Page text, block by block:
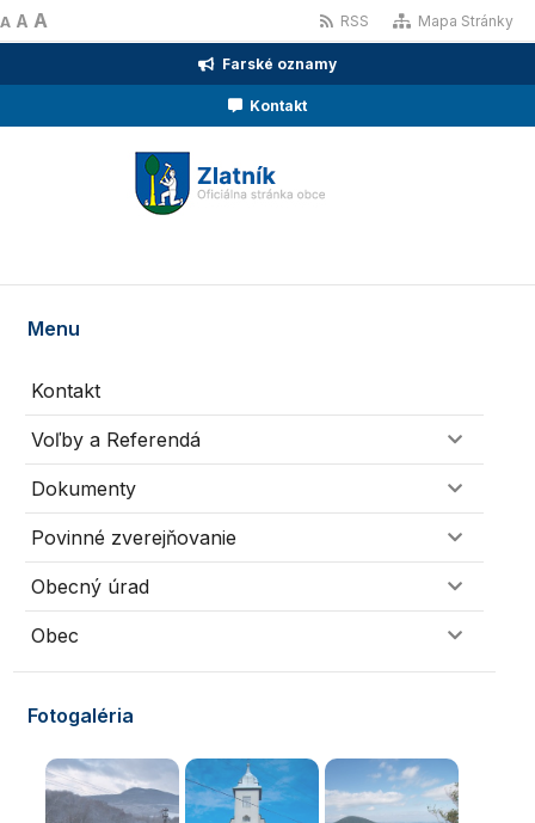
A A A RSS Mapa Stránky
Farské oznamy
Kontakt
Menu
Kontakt
Voľby a Referendá
Dokumenty
Povinné zverejňovanie
Obecný úrad
Obec
Fotogaléria